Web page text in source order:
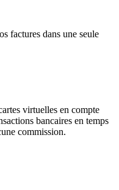
factures dans une seule
virtuelles en compte
bancaires en temps
commission.